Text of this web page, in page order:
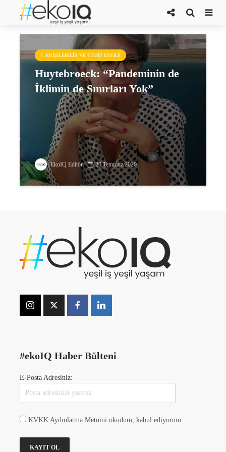
EFA
7. ERIŞILEBILIR VE TEMIZ ENERJI
Huytebroeck: “Pandeminin de
İklimin de Sınırları Yok”
EkoIQ Editör 20 Temmuz 2020
#ekoIQ Haber Bülteni
E-Posta Adresiniz:
KVKK Aydınlatma Metnini okudum, kabul ediyorum.